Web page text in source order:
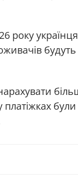
року
будуть
були